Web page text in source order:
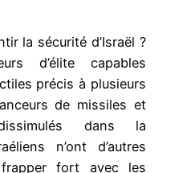
la sécurité d’Israël ?
d’élite capables
précis à plusieurs
de missiles et
dans la
n’ont d’autres
fort avec les